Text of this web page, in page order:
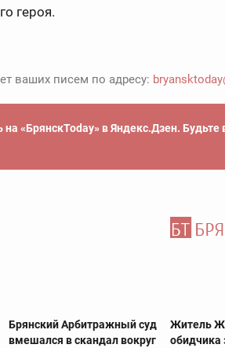
героя.
ваших писем по адресу:
«БрянскToday» в Яндекс.Дзен. Будьте
Брянский Арбитражный суд
вмешался в скандал вокруг
Житель
обидчика